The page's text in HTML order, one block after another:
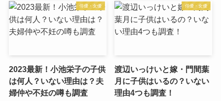
俳優・女優
2023最新！小池栄子の子供
は何人？いない理由は？夫
婦仲や不妊の噂も調査
俳優・女優
渡辺いっけいと嫁・門間葉
月に子供はいるの？いない
理由4つも調査！